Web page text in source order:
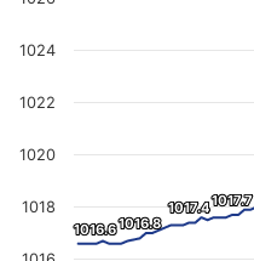
1016.6
1016.61016.8
1016.8
1017.4
1017.41017.7
1017.7
1018
1020
1022
1024